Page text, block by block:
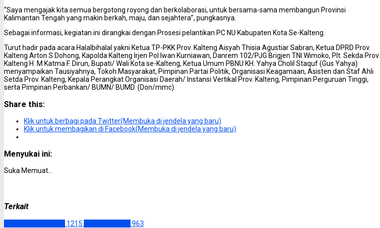
“Saya mengajak kita semua bergotong royong dan berkolaborasi, untuk bersama-sama membangun Provinsi
Kalimantan Tengah yang makin berkah, maju, dan sejahtera”, pungkasnya.
Sebagai informasi, kegiatan ini dirangkai dengan Prosesi pelantikan PC NU Kabupaten Kota Se-Kalteng.
Turut hadir pada acara Halalbihalal yakni Ketua TP-PKK Prov. Kalteng Aisyah Thisia Agustiar Sabran, Ketua DPRD Prov.
Kalteng Arton S Dohong, Kapolda Kalteng Irjen Pol Iwan Kurniawan, Danrem 102/PJG Brigjen TNI Wimoko, Plt. Sekda Prov.
Kalteng H. M Katma F. Dirun, Bupati/ Wali Kota se-Kalteng, Ketua Umum PBNU KH. Yahya Cholil Staquf (Gus Yahya)
menyampaikan Tausiyahnya, Tokoh Masyarakat, Pimpinan Partai Politik, Organisasi Keagamaan, Asisten dan Staf Ahli
Setda Prov. Kalteng, Kepala Perangkat Organisasi Daerah/ Instansi Vertikal Prov. Kalteng, Pimpinan Perguruan Tinggi,
serta Pimpinan Perbankan/ BUMN/ BUMD. (Don/mmc)
Share this:
Klik untuk berbagi pada Twitter(Membuka di jendela yang baru)
Klik untuk membagikan di Facebook(Membuka di jendela yang baru)
Menyukai ini:
Suka Memuat...
Terkait
1215 963